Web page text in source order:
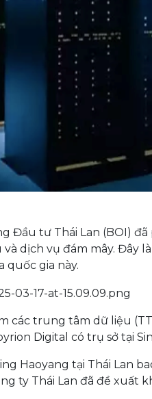
Đầu tư Thái Lan (BOI)
dịch vụ đám mây. Đây
quốc gia này.
các trung tâm dữ liệu
Digital có trụ sở tại
Haoyang tại Thái Lan
ty Thái Lan đã đề xuất